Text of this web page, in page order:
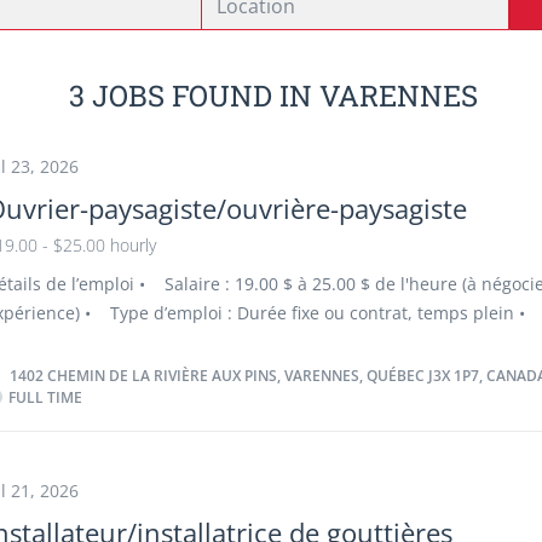
3 JOBS FOUND IN VARENNES
23, 2026
paysagiste/ouvrière-paysagiste
- $25.00 hourly
de l’emploi • Salaire : 19.00 $ à 25.00 $ de l'heure (à
• Type d’emploi : Durée fixe ou contrat, temps plein •
début : Début 2027 • Plusieurs postes disponibles • Heures
Responsabilités : • Collaborer avec les équipes de
et d'infrastructures souterraines (drains, puisards et
1402 CHEMIN DE LA RIVIÈRE AUX PINS, VARENNES, QUÉBEC J3X 1P7,
FULL TIME
21, 2026
installatrice de gouttières